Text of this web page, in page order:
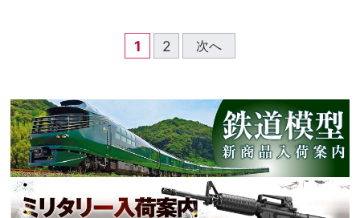
1 2 次へ